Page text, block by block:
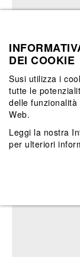
DEI COOKIE
Susi utilizza i
tutte le
delle
Web.
Leggi la nostra
per ulteriori